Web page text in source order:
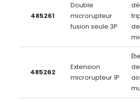
485261
Double
microrupteur
fusion seule 3P
485262
Extension
microrupteur 1P